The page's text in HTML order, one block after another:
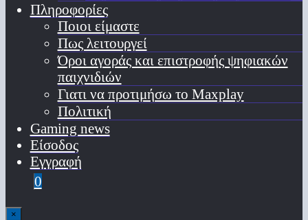
Πληροφορίες
Ποιοι είμαστε
Πως λειτουργεί
Όροι αγοράς και επιστροφής ψηφιακών
παιχνιδιών
Γιατι να προτιμήσω το Maxplay
Πολιτική
Gaming news
Είσοδος
Εγγραφή
0
×